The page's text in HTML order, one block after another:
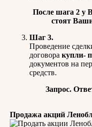
После шага 2 у
стоят
Шаг 3.
Проведение
договора купли-
документов на
средств.
Запрос.
Продажа акций